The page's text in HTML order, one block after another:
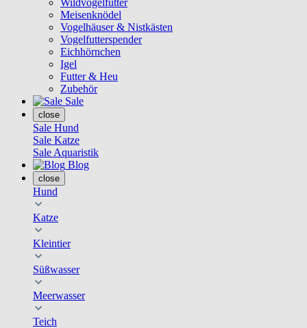
Wildvogelfutter
Meisenknödel
Vogelhäuser & Nistkästen
Vogelfutterspender
Eichhörnchen
Igel
Futter & Heu
Zubehör
Sale
close
Sale Hund
Sale Katze
Sale Aquaristik
Blog
close
Hund
Katze
Kleintier
Süßwasser
Meerwasser
Teich